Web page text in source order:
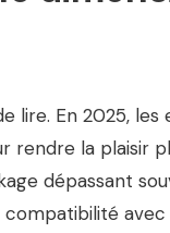
lire. En 2025,
la plaisir
dépassant